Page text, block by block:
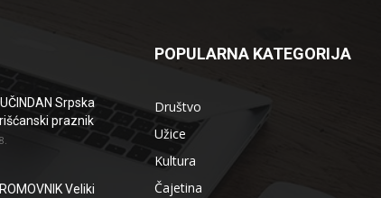
Srpska
praznik
Veliki
POPULARNA KATEGORIJA
Društvo
Užice
Kultura
Čajetina